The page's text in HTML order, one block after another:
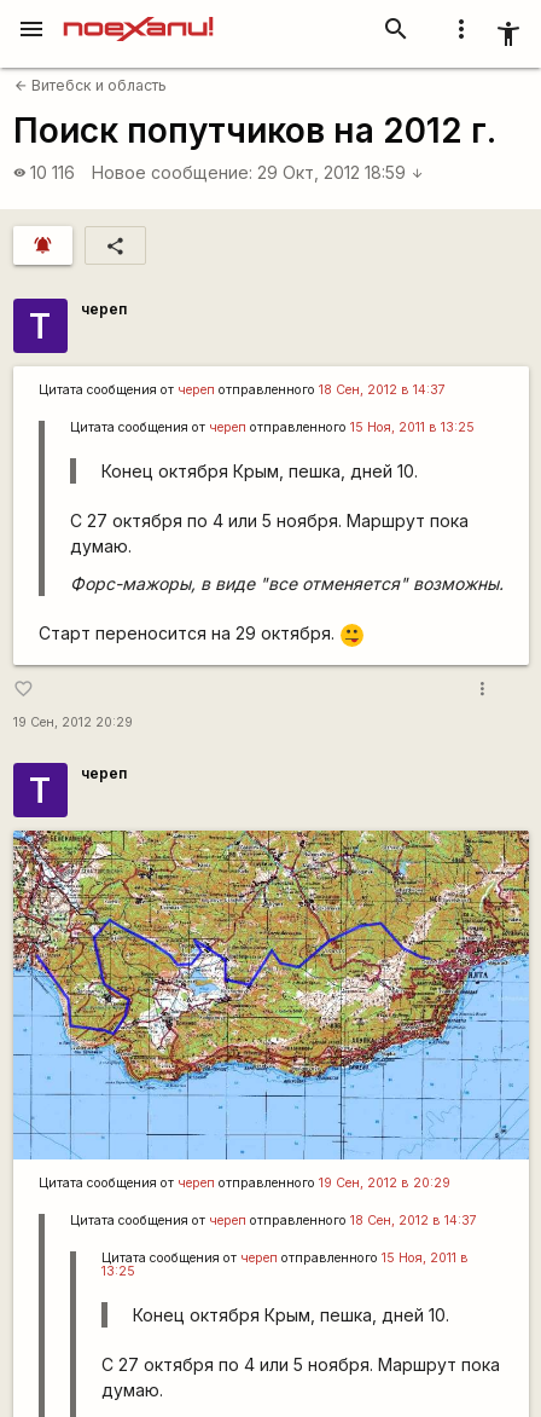
more_vert accessibility_new
search
menu
arrow_back Витебск и область
Поиск попутчиков на 2012 г.
visibility 10 116 Новое сообщение: 29 Окт, 2012 18:59 arrow_downward
notifications_active share
Т череп
Цитата сообщения от череп отправленного 18 Сен, 2012 в 14:37
Цитата сообщения от череп отправленного 15 Ноя, 2011 в 13:25
Конец октября Крым, пешка, дней 10.
С 27 октября по 4 или 5 ноября. Маршрут пока
думаю.
Форс-мажоры, в виде "все отменяется" возможны.
Старт переносится на 29 октября. :P
favorite_border
19 Сен, 2012 20:29
more_vert
Т череп
Цитата сообщения от череп отправленного 19 Сен, 2012 в 20:29
Цитата сообщения от череп отправленного 18 Сен, 2012 в 14:37
Цитата сообщения от череп отправленного 15 Ноя, 2011 в
13:25
Конец октября Крым, пешка, дней 10.
С 27 октября по 4 или 5 ноября. Маршрут пока
думаю.